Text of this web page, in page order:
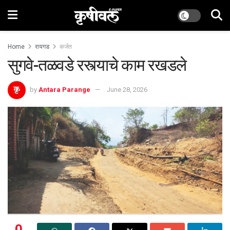
Home रायगड कर्जत
सुगवे-तळवडे रस्त्याचे काम रखडले
by Antara Parange June 28, 2026